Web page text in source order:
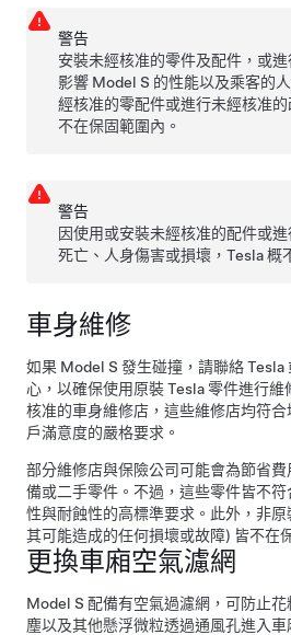
警告
安裝未經核准的零件及配件，或
影響 Model S 的性能以及乘客的
經核准的零配件或進行未經核准
不在保固範圍內。
警告
因使用或安裝未經核准的配件或
死亡、人身傷害或損壞，Tesla 概
車身維修
如果 Model S 發生碰撞，請聯絡 Tesla
心，以確保使用原裝 Tesla 零件進行維
核准的車身維修店，這些維修店均符
戶滿意度的嚴格要求。
部分維修店與保險公司可能會為節省
備或二手零件。不過，這些零件皆不符
性與耐蝕性的高標準要求。此外，非
其可能造成的任何損壞或故障) 皆不在
更換車廂空氣濾網
Model S 配備有空氣過濾網，可防止
塵以及其他懸浮微粒透過通風孔進入